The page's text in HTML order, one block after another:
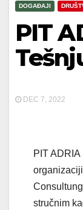
DOGAĐAJI
PIT
DEC 7, 2022
PIT
stručnim